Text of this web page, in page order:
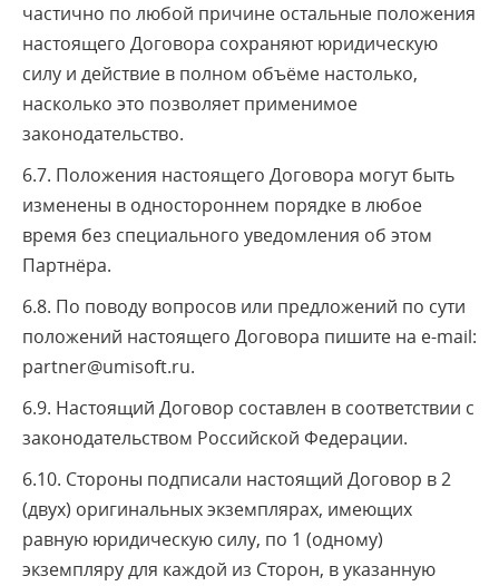
частично по любой причине остальные положения
настоящего Договора сохраняют юридическую
силу и действие в полном объёме настолько,
насколько это позволяет применимое
законодательство.
6.7. Положения настоящего Договора могут быть
изменены в одностороннем порядке в любое
время без специального уведомления об этом
Партнёра.
6.8. По поводу вопросов или предложений по сути
положений настоящего Договора пишите на e-mail:
partner@umisoft.ru.
6.9. Настоящий Договор составлен в соответствии с
законодательством Российской Федерации.
6.10. Стороны подписали настоящий Договор в 2
(двух) оригинальных экземплярах, имеющих
равную юридическую силу, по 1 (одному)
экземпляру для каждой из Сторон, в указанную